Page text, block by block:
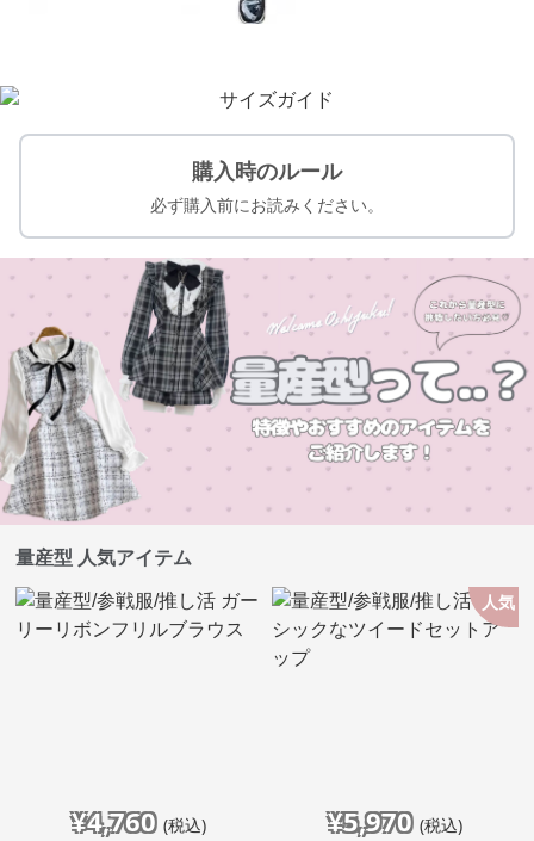
購入時のルール
必ず購入前にお読みください。
量産型 人気アイテム
¥4,760 (税込)
人気
¥5,970 (税込)